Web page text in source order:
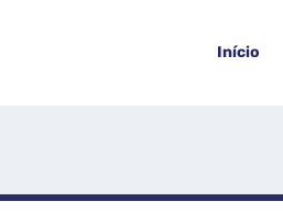
Início